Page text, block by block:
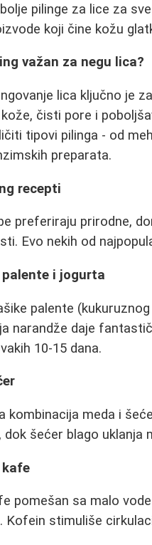
pilinge za lice za
koji čine kožu
važan za negu lica?
lica ključno je
čisti pore i
tipovi pilinga - od
preparata.
recepti
preferiraju prirodne,
Evo nekih od
palente i jogurta
palente
narandže daje
10-15 dana.
kombinacija meda i
dok šećer blago uklanja
kafe
pomešan sa malo
Kofein stimuliše